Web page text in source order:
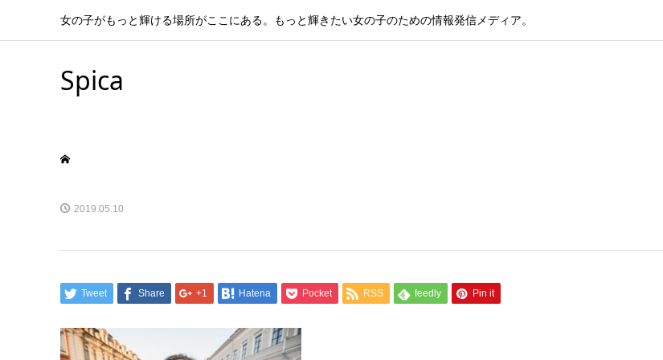
女の子がもっと輝ける場所がここにある。もっと輝きたい女の子のための情報発信メディア。
Spica
2019.05.10
Tweet Share +1 Hatena Pocket RSS feedly Pin it